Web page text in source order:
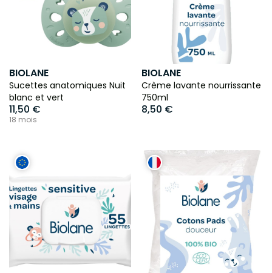
BIOLANE
Sucettes anatomiques Nuit
blanc et vert
11,50 €
18 mois
BIOLANE
Crème lavante nourrissante
750ml
8,50 €